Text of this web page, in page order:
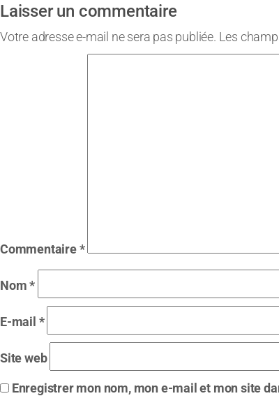
Laisser un commentaire
Votre adresse e-mail ne sera pas publiée. Les
Commentaire*
Nom*
E-mail *
Site web
Enregistrer mon nom, mon e-mail et mon site